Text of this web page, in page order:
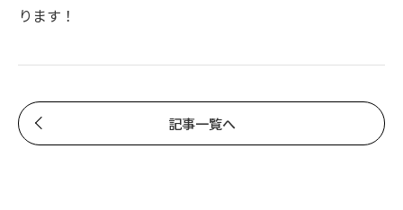
ります！
記事一覧へ